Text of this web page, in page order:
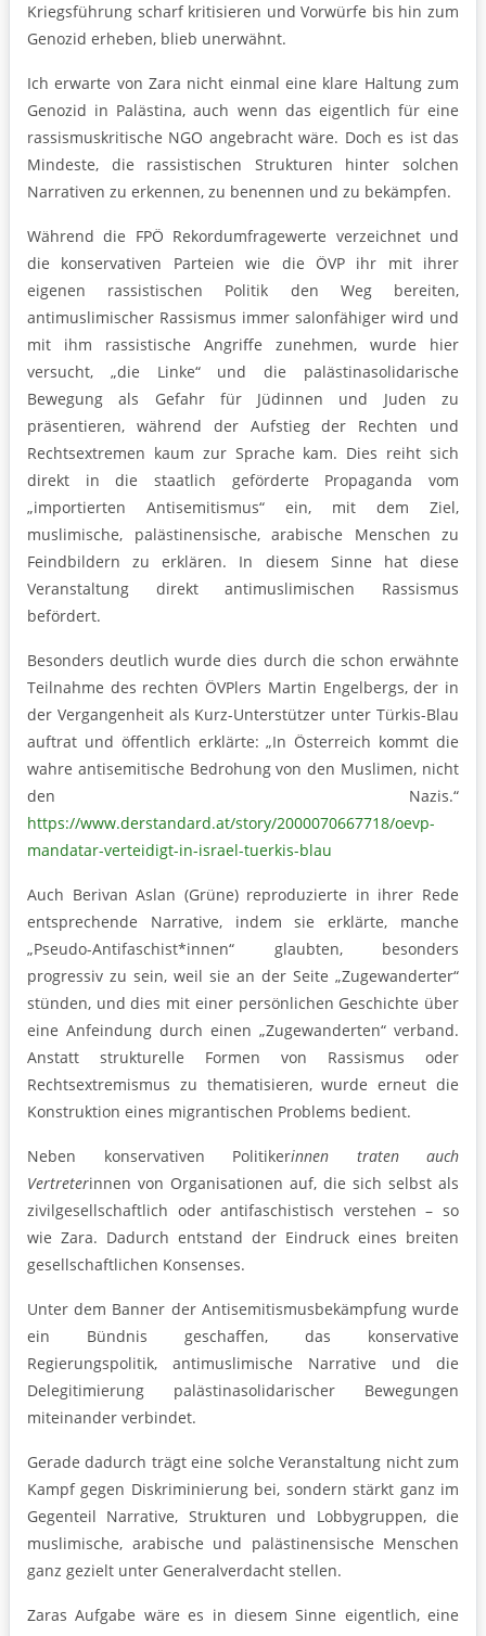
Kriegsführung scharf kritisieren und Vorwürfe bis hin zum
Genozid erheben, blieb unerwähnt.
Ich erwarte von Zara nicht einmal eine klare Haltung zum
Genozid in Palästina, auch wenn das eigentlich für eine
rassismuskritische NGO angebracht wäre. Doch es ist das
Mindeste, die rassistischen Strukturen hinter solchen
Narrativen zu erkennen, zu benennen und zu bekämpfen.
Während die FPÖ Rekordumfragewerte verzeichnet und
die konservativen Parteien wie die ÖVP ihr mit ihrer
eigenen rassistischen Politik den Weg bereiten,
antimuslimischer Rassismus immer salonfähiger wird und
mit ihm rassistische Angriffe zunehmen, wurde hier
versucht, „die Linke“ und die palästinasolidarische
Bewegung als Gefahr für Jüdinnen und Juden zu
präsentieren, während der Aufstieg der Rechten und
Rechtsextremen kaum zur Sprache kam. Dies reiht sich
direkt in die staatlich geförderte Propaganda vom
„importierten Antisemitismus“ ein, mit dem Ziel,
muslimische, palästinensische, arabische Menschen zu
Feindbildern zu erklären. In diesem Sinne hat diese
Veranstaltung direkt antimuslimischen Rassismus
befördert.
Besonders deutlich wurde dies durch die schon erwähnte
Teilnahme des rechten ÖVPlers Martin Engelbergs, der in
der Vergangenheit als Kurz-Unterstützer unter Türkis-Blau
auftrat und öffentlich erklärte: „In Österreich kommt die
wahre antisemitische Bedrohung von den Muslimen, nicht
den Nazis.“
https://www.derstandard.at/story/2000070667718/oevp-
mandatar-verteidigt-in-israel-tuerkis-blau
Auch Berivan Aslan (Grüne) reproduzierte in ihrer Rede
entsprechende Narrative, indem sie erklärte, manche
„Pseudo-Antifaschist*innen“ glaubten, besonders
progressiv zu sein, weil sie an der Seite „Zugewanderter“
stünden, und dies mit einer persönlichen Geschichte über
eine Anfeindung durch einen „Zugewanderten“ verband.
Anstatt strukturelle Formen von Rassismus oder
Rechtsextremismus zu thematisieren, wurde erneut die
Konstruktion eines migrantischen Problems bedient.
Neben konservativen Politikerinnen traten auch
Vertreterinnen von Organisationen auf, die sich selbst als
zivilgesellschaftlich oder antifaschistisch verstehen – so
wie Zara. Dadurch entstand der Eindruck eines breiten
gesellschaftlichen Konsenses.
Unter dem Banner der Antisemitismusbekämpfung wurde
ein Bündnis geschaffen, das konservative
Regierungspolitik, antimuslimische Narrative und die
Delegitimierung palästinasolidarischer Bewegungen
miteinander verbindet.
Gerade dadurch trägt eine solche Veranstaltung nicht zum
Kampf gegen Diskriminierung bei, sondern stärkt ganz im
Gegenteil Narrative, Strukturen und Lobbygruppen, die
muslimische, arabische und palästinensische Menschen
ganz gezielt unter Generalverdacht stellen.
Zaras Aufgabe wäre es in diesem Sinne eigentlich, eine